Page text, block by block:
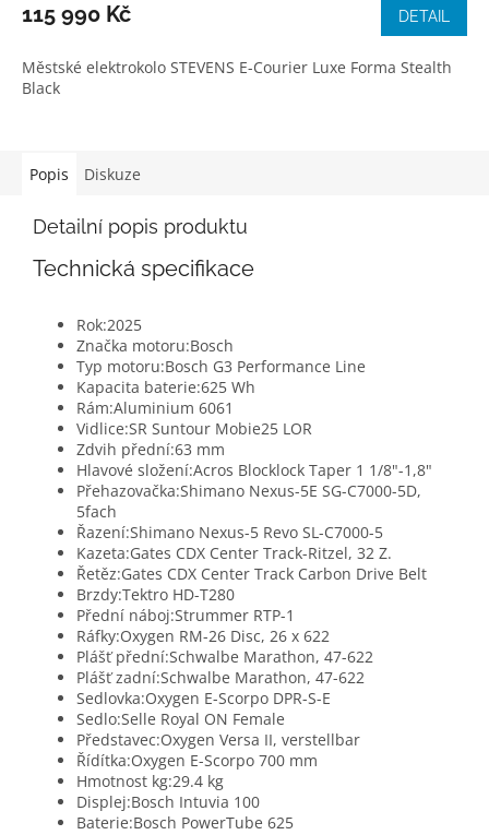
115 990 Kč DETAIL
Městské elektrokolo STEVENS E-Courier Luxe Forma Stealth
Black
Popis Diskuze
Detailní popis produktu
Technická specifikace
Rok:2025
Značka motoru:Bosch
Typ motoru:Bosch G3 Performance Line
Kapacita baterie:625 Wh
Rám:Aluminium 6061
Vidlice:SR Suntour Mobie25 LOR
Zdvih přední:63 mm
Hlavové složení:Acros Blocklock Taper 1 1/8"-1,8"
Přehazovačka:Shimano Nexus-5E SG-C7000-5D,
5fach
Řazení:Shimano Nexus-5 Revo SL-C7000-5
Kazeta:Gates CDX Center Track-Ritzel, 32 Z.
Řetěz:Gates CDX Center Track Carbon Drive Belt
Brzdy:Tektro HD-T280
Přední náboj:Strummer RTP-1
Ráfky:Oxygen RM-26 Disc, 26 x 622
Plášť přední:Schwalbe Marathon, 47-622
Plášť zadní:Schwalbe Marathon, 47-622
Sedlovka:Oxygen E-Scorpo DPR-S-E
Sedlo:Selle Royal ON Female
Představec:Oxygen Versa II, verstellbar
Řídítka:Oxygen E-Scorpo 700 mm
Hmotnost kg:29.4 kg
Displej:Bosch Intuvia 100
Baterie:Bosch PowerTube 625